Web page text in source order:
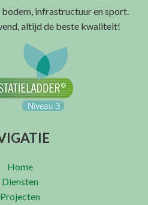
infrastructuur en sport.
altijd de beste kwaliteit!
Home
Diensten
Projecten